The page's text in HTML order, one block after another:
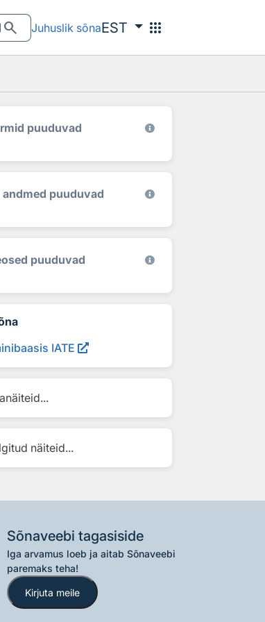
search Juhuslik sõnaEST apps
puuduvad
andmed puuduvad
puuduvad
IATE
näiteid...
Sõnaveebi tagasiside
Iga arvamus loeb ja aitab Sõnaveebi
paremaks teha!
Kirjuta meile